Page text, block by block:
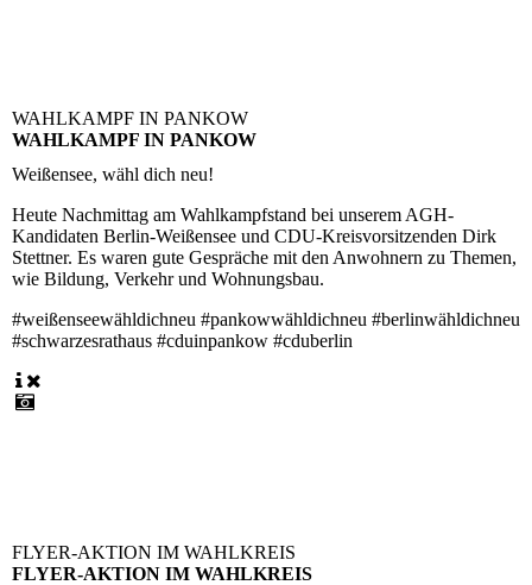
WAHLKAMPF IN PANKOW
WAHLKAMPF IN PANKOW
Weißensee, wähl dich neu!
Heute Nachmittag am Wahlkampfstand bei unserem AGH-
Kandidaten Berlin-Weißensee und CDU-Kreisvorsitzenden Dirk
Stettner. Es waren gute Gespräche mit den Anwohnern zu Themen,
wie Bildung, Verkehr und Wohnungsbau.
#weißenseewähldichneu #pankowwähldichneu #berlinwähldichneu
#schwarzesrathaus #cduinpankow #cduberlin
FLYER-AKTION IM WAHLKREIS
FLYER-AKTION IM WAHLKREIS